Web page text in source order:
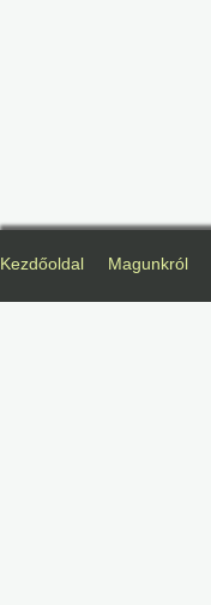
Kezdőoldal Magunkról